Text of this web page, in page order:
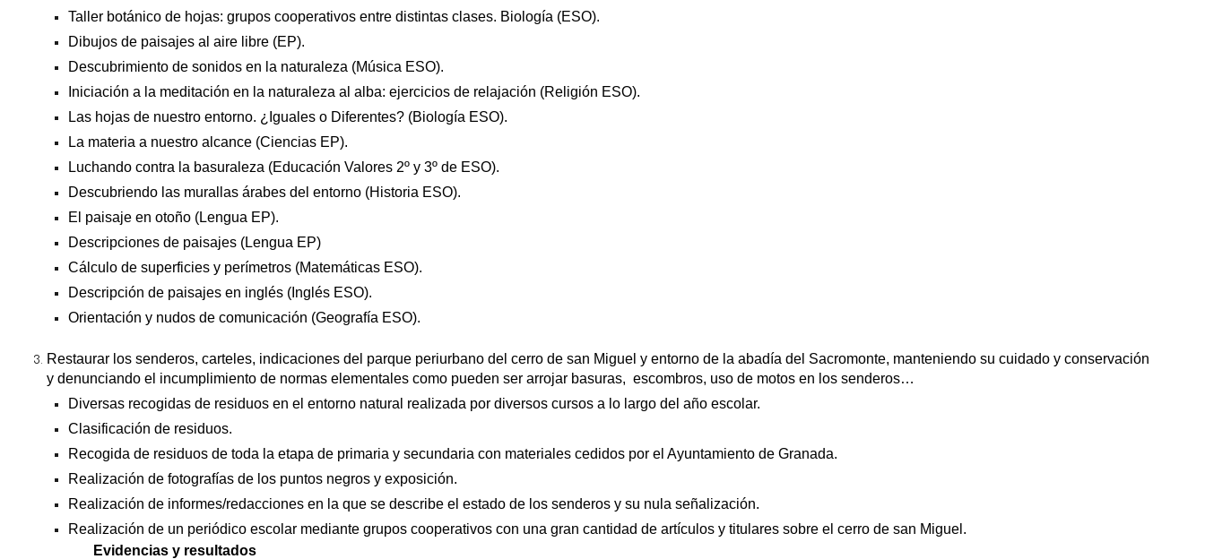
Taller botánico de hojas: grupos cooperativos entre distintas clases. Biología (ESO).
Dibujos de paisajes al aire libre (EP).
Descubrimiento de sonidos en la naturaleza (Música ESO).
Iniciación a la meditación en la naturaleza al alba: ejercicios de relajación (Religión ESO).
Las hojas de nuestro entorno. ¿Iguales o Diferentes? (Biología ESO).
La materia a nuestro alcance (Ciencias EP).
Luchando contra la basuraleza (Educación Valores 2º y 3º de ESO).
Descubriendo las murallas árabes del entorno (Historia ESO).
El paisaje en otoño (Lengua EP).
Descripciones de paisajes (Lengua EP)
Cálculo de superficies y perímetros (Matemáticas ESO).
Descripción de paisajes en inglés (Inglés ESO).
Orientación y nudos de comunicación (Geografía ESO).
Restaurar los senderos, carteles, indicaciones del parque periurbano del cerro de san Miguel y entorno de la abadía del Sacromonte, manteniendo su cuidado y conservación
y denunciando el incumplimiento de normas elementales como pueden ser arrojar basuras, escombros, uso de motos en los senderos…
Diversas recogidas de residuos en el entorno natural realizada por diversos cursos a lo largo del año escolar.
Clasificación de residuos.
Recogida de residuos de toda la etapa de primaria y secundaria con materiales cedidos por el Ayuntamiento de Granada.
Realización de fotografías de los puntos negros y exposición.
Realización de informes/redacciones en la que se describe el estado de los senderos y su nula señalización.
Realización de un periódico escolar mediante grupos cooperativos con una gran cantidad de artículos y titulares sobre el cerro de san Miguel.
Evidencias y resultados